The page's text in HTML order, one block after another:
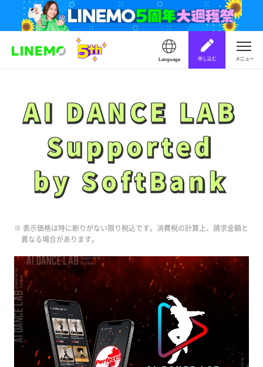
Language 申し込む メニュー
AI DANCE LAB
Supported
by SoftBank
AI DANCE LAB
Supported
by SoftBank
※ 表示価格は特に断りがない限り税込です。消費税の計算上、請求金額と
異なる場合があります。